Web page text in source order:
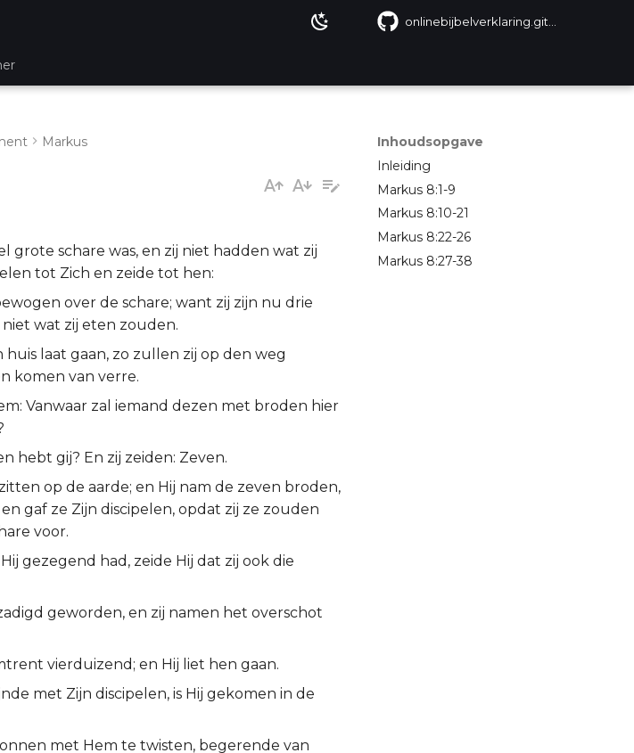
Inhoudsopgave
Inleiding
Markus 8:1-9
Markus 8:10-21
Markus 8:22-26
Markus 8:27-38
Markus
grote schare was, en zij niet hadden wat zij
tot Zich en zeide tot hen:
over de schare; want zij zijn nu drie
wat zij eten zouden.
laat gaan, zo zullen zij op den weg
komen van verre.
Vanwaar zal iemand dezen met broden hier
hebt gij? En zij zeiden: Zeven.
op de aarde; en Hij nam de zeven broden,
gaf ze Zijn discipelen, opdat zij ze zouden
voor.
gezegend had, zeide Hij dat zij ook die
geworden, en zij namen het overschot
vierduizend; en Hij liet hen gaan.
met Zijn discipelen, is Hij gekomen in de
met Hem te twisten, begerende van